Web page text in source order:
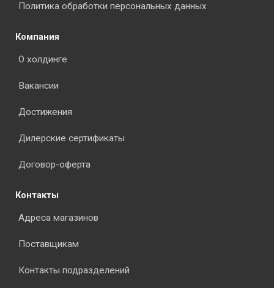
Политика обработки персональных данных
Компания
О холдинге
Вакансии
Достижения
Дилерские сертификаты
Договор-оферта
Контакты
Адреса магазинов
Поставщикам
Контакты подразделений